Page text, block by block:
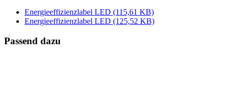
Energieeffizienzlabel LED (115,61 KB)
Energieeffizienzlabel LED (125,52 KB)
Passend dazu